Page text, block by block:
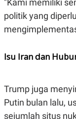
M
Y
E
.
D
N
N
N
C
N
A
E
M
I
"Kami memiliki
politik yang
Isu Iran dan
Trump juga
Putin bulan lalu,
sejumlah situs